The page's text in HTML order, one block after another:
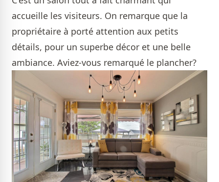
accueille les visiteurs. On remarque que la
propriétaire à porté attention aux petits
détails, pour un superbe décor et une belle
ambiance. Aviez-vous remarqué le plancher?